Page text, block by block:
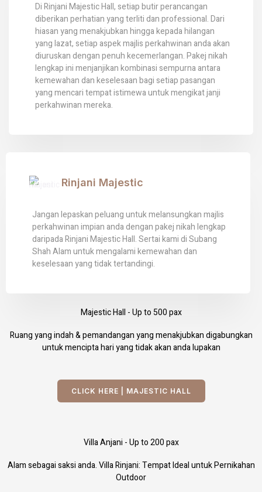
Di Rinjani Majestic Hall, setiap butir perancangan
diberikan perhatian yang terliti dan professional. Dari
hiasan yang menakjubkan hingga kepada hilangan
yang lazat, setiap aspek majlis perkahwinan anda akan
diuruskan dengan penuh kecemerlangan. Pakej nikah
lengkap ini menjanjikan kombinasi sempurna antara
kemewahan dan keselesaan bagi setiap pasangan
yang mencari tempat istimewa untuk mengikat janji
perkahwinan mereka.
Rinjani Majestic
Jangan lepaskan peluang untuk melansungkan majlis
perkahwinan impian anda dengan pakej nikah lengkap
daripada Rinjani Majestic Hall. Sertai kami di Subang
Shah Alam untuk mengalami kemewahan dan
keselesaan yang tidak tertandingi.
Majestic Hall - Up to 500 pax
Ruang yang indah & pemandangan yang menakjubkan digabungkan
untuk mencipta hari yang tidak akan anda lupakan
CLICK HERE | MAJESTIC HALL
Villa Anjani - Up to 200 pax
Alam sebagai saksi anda. Villa Rinjani: Tempat Ideal untuk Pernikahan
Outdoor